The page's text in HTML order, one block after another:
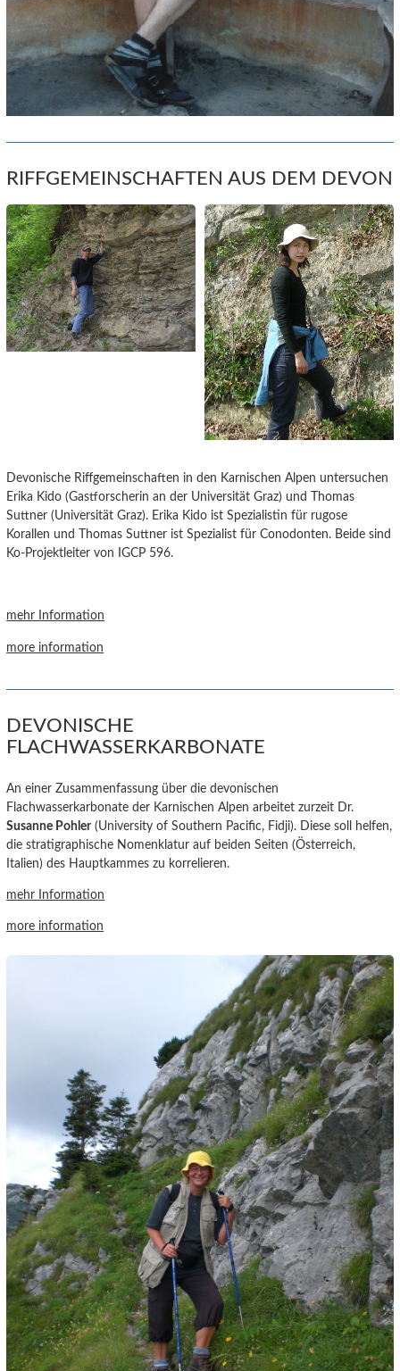
RIFFGEMEINSCHAFTEN AUS DEM DEVON
Devonische Riffgemeinschaften in den Karnischen Alpen untersuchen
Erika Kido (Gastforscherin an der Universität Graz) und Thomas
Suttner (Universität Graz). Erika Kido ist Spezialistin für rugose
Korallen und Thomas Suttner ist Spezialist für Conodonten. Beide sind
Ko-Projektleiter von IGCP 596.
mehr Information
more information
DEVONISCHE
FLACHWASSERKARBONATE
An einer Zusammenfassung über die devonischen
Flachwasserkarbonate der Karnischen Alpen arbeitet zurzeit Dr.
Susanne Pohler(University of Southern Pacific, Fidji). Diese soll helfen,
die stratigraphische Nomenklatur auf beiden Seiten (Österreich,
Italien) des Hauptkammes zu korrelieren.
mehr Information
more information